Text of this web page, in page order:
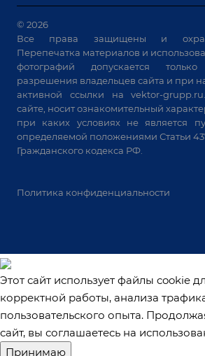
Машины контактной сварки
Универсальные зажимы
Системы аспирации
Станки лазерной резки
Решения для учебных заведений
© 2026
Все права защищены и
Перепечатка материалов и
фотографий допускается
разрешения владельцев сайта и при
активной ссылки наvektor-grupp.ru
сайте, носит ознакомительный
при каких условиях не является
определяемой положениями Статьи
Гражданского кодекса РФ.
Политика конфиденциальности
Этот сайт использует файлы cookie
корректной работы, анализа
пользовательского опыта.
сайт, вы соглашаетесь на
Принимаю